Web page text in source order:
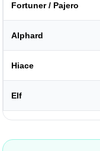
Fortuner / Pajero
Alphard
Hiace
Elf